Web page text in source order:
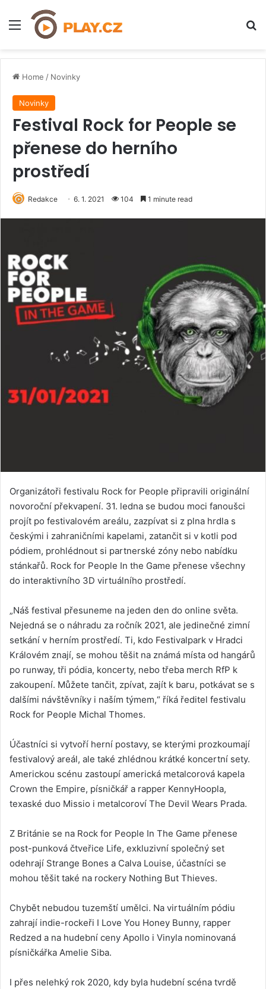
Menu
Home / Novinky
Novinky
Festival Rock for People se
přenese do herního
prostředí
Redakce 6. 1. 2021 104 1 minute read
Organizátoři festivalu Rock for People připravili originální
novoroční překvapení. 31. ledna se budou moci fanoušci
projít po festivalovém areálu, zazpívat si z plna hrdla s
českými i zahraničními kapelami, zatančit si v kotli pod
pódiem, prohlédnout si partnerské zóny nebo nabídku
stánkařů. Rock for People In the Game přenese všechny
do interaktivního 3D virtuálního prostředí.
„Náš festival přesuneme na jeden den do online světa.
Nejedná se o náhradu za ročník 2021, ale jedinečné zimní
setkání v herním prostředí. Ti, kdo Festivalpark v Hradci
Královém znají, se mohou těšit na známá místa od hangárů
po runway, tři pódia, koncerty, nebo třeba merch RfP k
zakoupení. Můžete tančit, zpívat, zajít k baru, potkávat se s
dalšími návštěvníky i naším týmem,“ říká ředitel festivalu
Rock for People Michal Thomes.
Účastníci si vytvoří herní postavy, se kterými prozkoumají
festivalový areál, ale také zhlédnou krátké koncertní sety.
Americkou scénu zastoupí americká metalcorová kapela
Crown the Empire, písničkář a rapper KennyHoopla,
texaské duo Missio i metalcoroví The Devil Wears Prada.
Z Británie se na Rock for People In The Game přenese
post-punková čtveřice Life, exkluzivní společný set
odehrají Strange Bones a Calva Louise, účastníci se
mohou těšit také na rockery Nothing But Thieves.
Chybět nebudou tuzemští umělci. Na virtuálním pódiu
zahrají indie-rockeři I Love You Honey Bunny, rapper
Redzed a na hudební ceny Apollo i Vinyla nominovaná
písničkářka Amelie Siba.
I přes nelehký rok 2020, kdy byla hudební scéna tvrdě